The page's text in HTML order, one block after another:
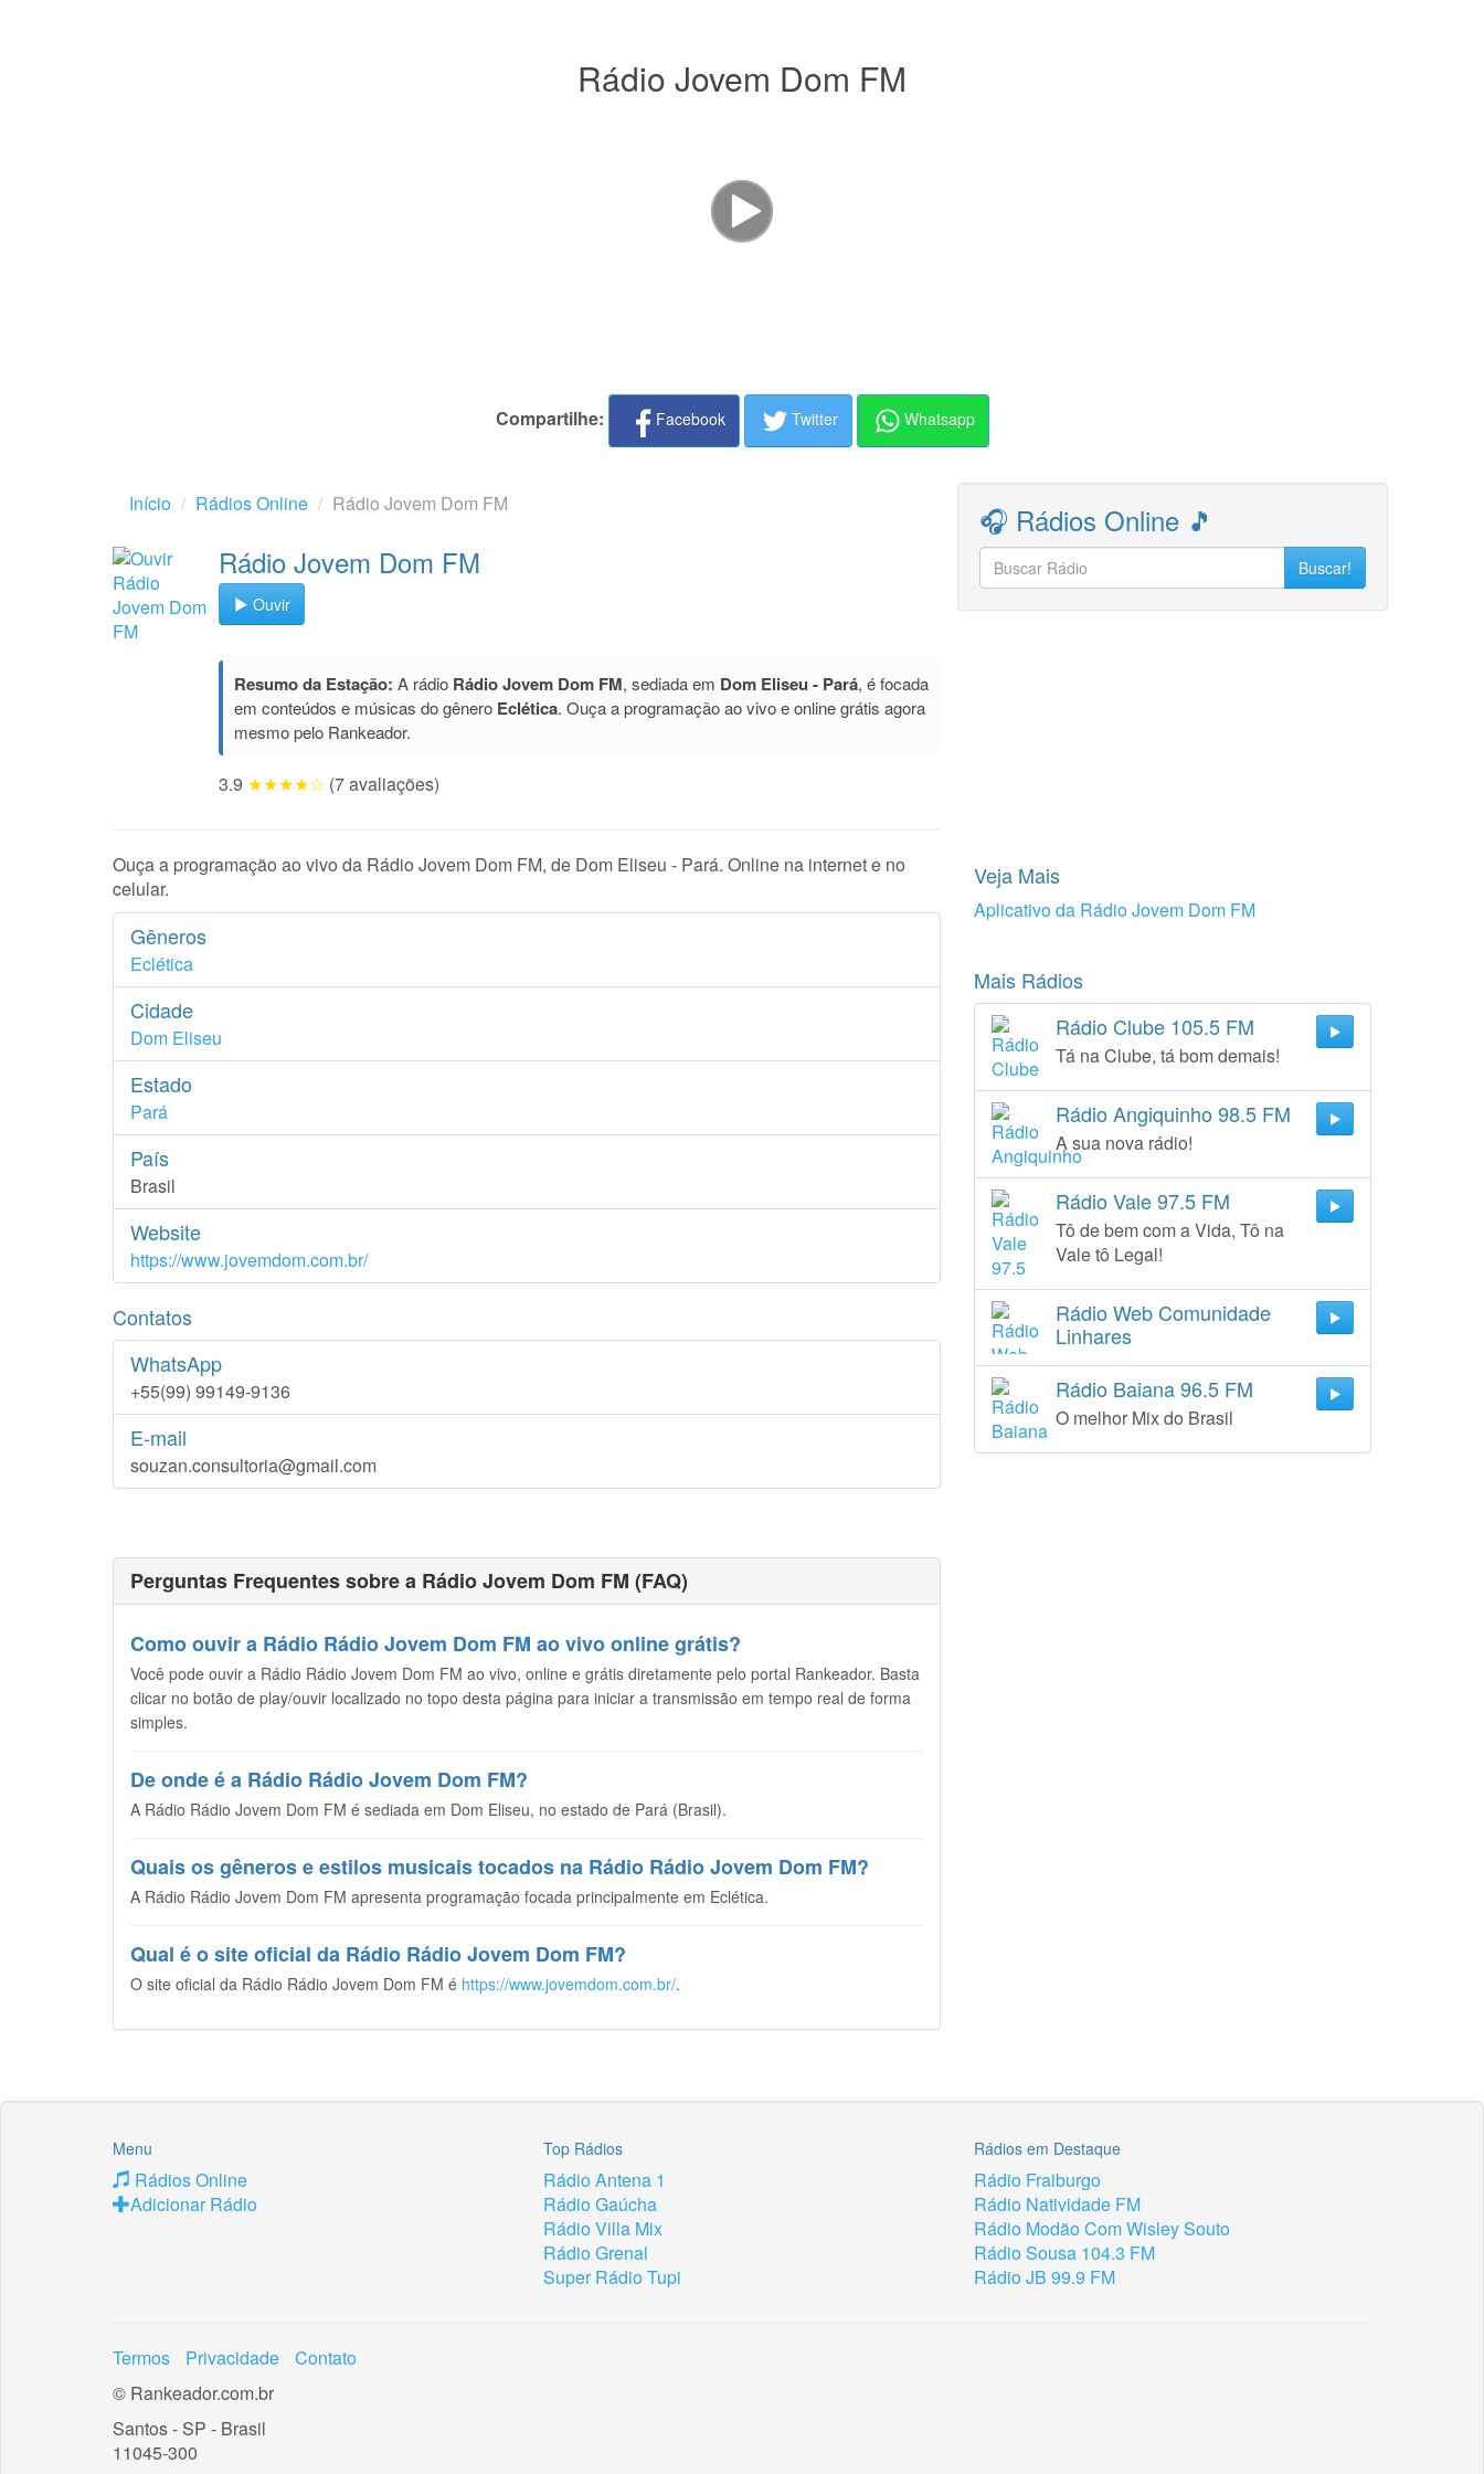
Rádio Jovem Dom FM
Compartilhe: Facebook Twitter Whatsapp
Início Rádios Online Rádio Jovem Dom FM
Rádio Jovem Dom FM
Ouvir
Resumo da Estação: A rádio Rádio Jovem Dom FM, sediada em Dom Eliseu - Pará, é focada
em conteúdos e músicas do gênero Eclética. Ouça a programação ao vivo e online grátis agora
mesmo pelo Rankeador.
3.9 ★★★★☆ (7 avaliações)
🎧 Rádios Online 🎵
Buscar!
Ouça a programação ao vivo da Rádio Jovem Dom FM, de Dom Eliseu - Pará. Online na internet e no
celular.
Gêneros
Eclética
Cidade
Dom Eliseu
Estado
Pará
País
Brasil
Website
https://www.jovemdom.com.br/
Contatos
WhatsApp
+55(99) 99149-9136
E-mail
souzan.consultoria@gmail.com
Perguntas Frequentes sobre a Rádio Jovem Dom FM (FAQ)
Como ouvir a Rádio Rádio Jovem Dom FM ao vivo online grátis?
Você pode ouvir a Rádio Rádio Jovem Dom FM ao vivo, online e grátis diretamente pelo portal Rankeador. Basta
clicar no botão de play/ouvir localizado no topo desta página para iniciar a transmissão em tempo real de forma
simples.
De onde é a Rádio Rádio Jovem Dom FM?
A Rádio Rádio Jovem Dom FM é sediada em Dom Eliseu, no estado de Pará (Brasil).
Quais os gêneros e estilos musicais tocados na Rádio Rádio Jovem Dom FM?
A Rádio Rádio Jovem Dom FM apresenta programação focada principalmente em Eclética.
Qual é o site oficial da Rádio Rádio Jovem Dom FM?
O site oficial da Rádio Rádio Jovem Dom FM é https://www.jovemdom.com.br/.
Veja Mais
Aplicativo da Rádio Jovem Dom FM
Mais Rádios
Rádio Clube 105.5 FM
Tá na Clube, tá bom demais!
Rádio Angiquinho 98.5 FM
A sua nova rádio!
Rádio Vale 97.5 FM
Tô de bem com a Vida, Tô na
Vale tô Legal!
Rádio Web Comunidade
Linhares
Rádio Baiana 96.5 FM
O melhor Mix do Brasil
Menu
Rádios Online
Adicionar Rádio
Top Rádios
Rádio Antena 1
Rádio Gaúcha
Rádio Villa Mix
Rádio Grenal
Super Rádio Tupi
Rádios em Destaque
Rádio Fraiburgo
Rádio Natividade FM
Rádio Modão Com Wisley Souto
Rádio Sousa 104.3 FM
Rádio JB 99.9 FM
Termos Privacidade
Contato
© Rankeador.com.br
Santos - SP - Brasil
11045-300